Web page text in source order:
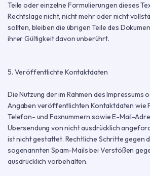
Teile oder einzelne Formulierungen dieses
Rechtslage nicht, nicht mehr oder nicht
sollten, bleiben die übrigen Teile des
ihrer Gültigkeit davon unberührt.
5. Veröffentlichte Kontaktdaten
Die Nutzung der im Rahmen des Impressums
Angaben veröffentlichten Kontaktdaten wie
Telefon- und Faxnummern sowie E-Mail-
Übersendung von nicht ausdrücklich
ist nicht gestattet. Rechtliche Schritte gegen
sogenannten Spam-Mails bei Verstößen
ausdrücklich vorbehalten.